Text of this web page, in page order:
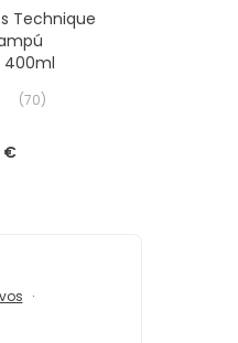
Technique
400ml
(70)
€